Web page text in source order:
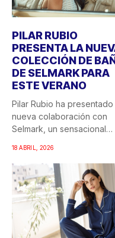
PILAR RUBIO
PRESENTA LA
COLECCIÓN DE
DE SELMARK PARA
ESTE VERANO
Pilar Rubio ha presentado
nueva colaboración con
Selmark, un sensacional
18 ABRIL, 2026